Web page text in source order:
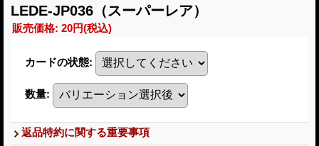
LEDE-JP036（スーパーレア）
販売価格: 20円(税込)
カードの状態:
数量:
返品特約に関する重要事項